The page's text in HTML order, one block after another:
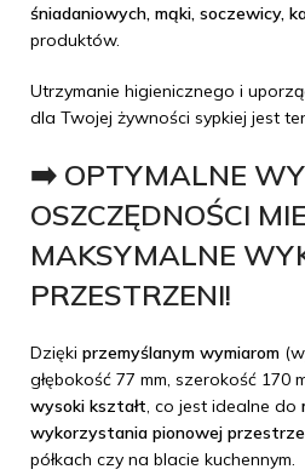
śniadaniowych, mąki, soczewicy,
produktów.
Utrzymanie higienicznego i
dla Twojej żywności sypkiej jest
➡️ OPTYMALNE
OSZCZĘDNOŚCI
MAKSYMALNE
PRZESTRZENI!
Dzięki przemyślanym wymiarom
głębokość 77 mm, szerokość 170
wysoki kształt, co jest idealne do
wykorzystania pionowej
półkach czy na blacie kuchennym.